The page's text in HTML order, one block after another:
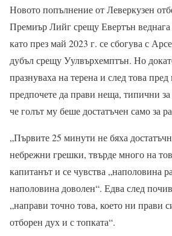
Новото попълнение от Леверкузен
Премиър Лийг срещу Евертън веднага
като през май 2023 г. се сбогува с
дубъл срещу Уулвърхемптън. Но
празнуваха на терена и след това
предпочете да прави неща, типични
че голът му беше достатъчен само за
„Първите 25 минути не бяха
небрежни грешки, твърде много на
капитанът и се чувства „наполовина
наполовина доволен“. Едва след
„направи точно това, което ни прави
отборен дух и с топката“.